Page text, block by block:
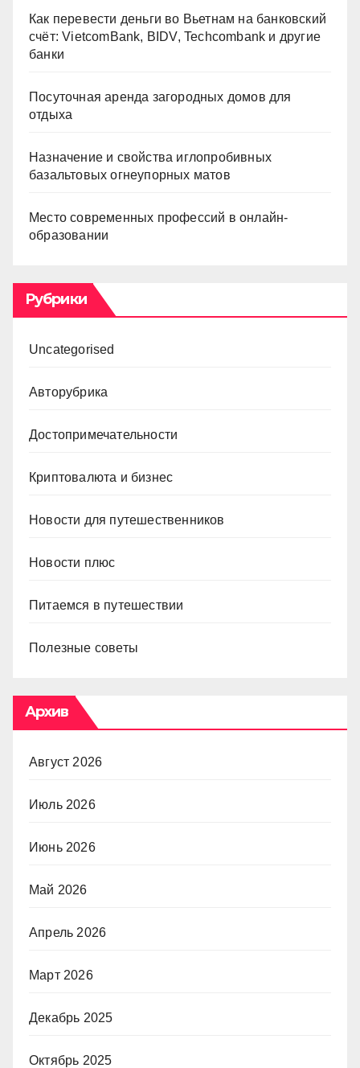
Как перевести деньги во Вьетнам на банковский
счёт: VietcomBank, BIDV, Techcombank и другие
банки
Посуточная аренда загородных домов для
отдыха
Назначение и свойства иглопробивных
базальтовых огнеупорных матов
Место современных профессий в онлайн-
образовании
Рубрики
Uncategorised
Авторубрика
Достопримечательности
Криптовалюта и бизнес
Новости для путешественников
Новости плюс
Питаемся в путешествии
Полезные советы
Архив
Август 2026
Июль 2026
Июнь 2026
Май 2026
Апрель 2026
Март 2026
Декабрь 2025
Октябрь 2025